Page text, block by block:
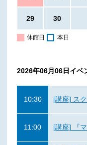
29 30
休館日 本日
2026年06月06日 イベ
10:30 [講座] ス
11:00 [講座] 『